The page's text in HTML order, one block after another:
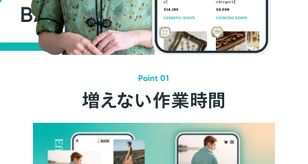
BASEが強い3つの理由
Point 01
増えない作業時間